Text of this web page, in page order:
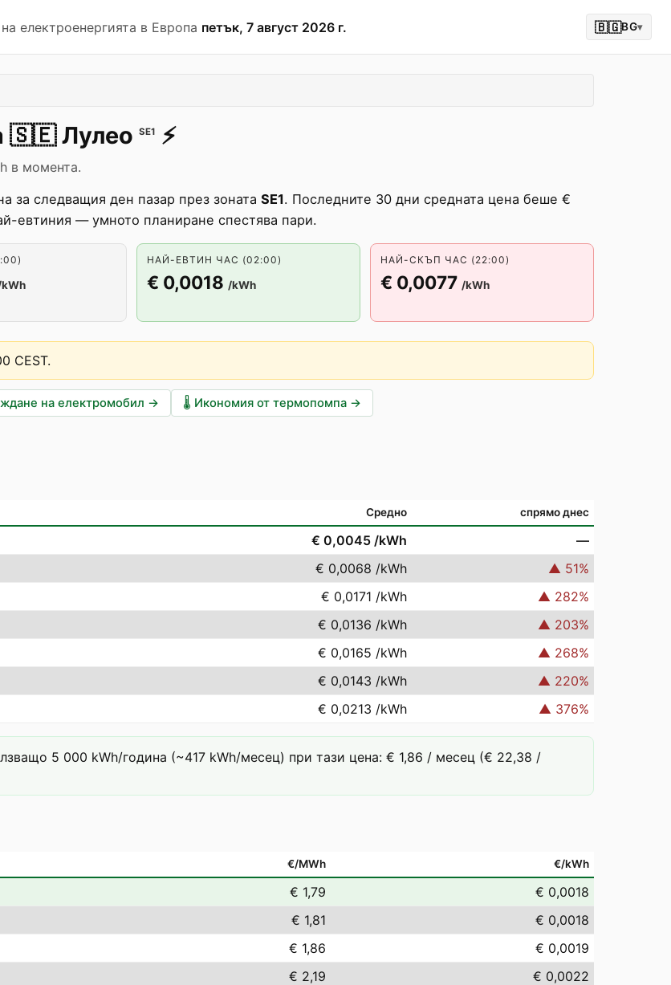
на електроенергията в Европа петък, 7 август 2026 г. 🇧🇬BG▾
🇸🇪 Лулео SE1 ⚡️
в момента.
за следващия ден пазар през зоната SE1. Последните 30 дни средната цена беше €
евтиния — умното планиране спестява пари.
НАЙ-ЕВТИН ЧАС (02:00)
€ 0,0018 /kWh
НАЙ-СКЪП ЧАС (22:00)
€ 0,0077 /kWh
CEST.
на електромобил → 🌡️ Икономия от термопомпа →
Средно спрямо днес
€ 0,0045 /kWh
—
€ 0,0068 /kWh ▲ 51%
€ 0,0171 /kWh ▲ 282%
€ 0,0136 /kWh ▲ 203%
€ 0,0165 /kWh ▲ 268%
€ 0,0143 /kWh ▲ 220%
€ 0,0213 /kWh ▲ 376%
5 000 kWh/година (~417 kWh/месец) при тази цена: € 1,86 / месец (€ 22,38 /
€/MWh €/kWh
€ 1,79
€ 0,0018
€ 1,81
€ 0,0018
€ 1,86
€ 0,0019
€ 2,19
€ 0,0022